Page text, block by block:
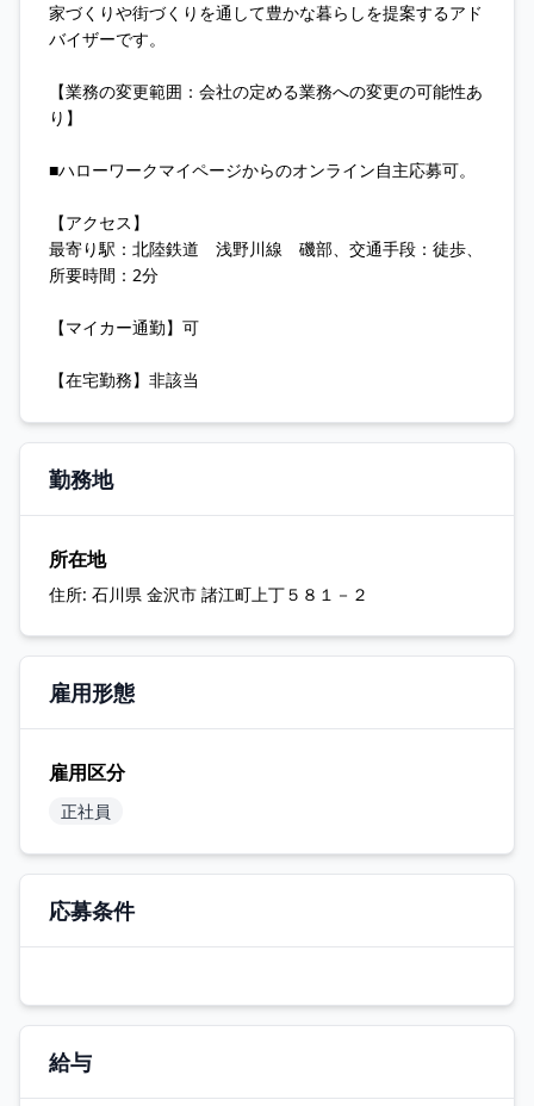
家づくりや街づくりを通して豊かな暮らしを提案するアド
バイザーです。
【業務の変更範囲：会社の定める業務への変更の可能性あ
り】
■ハローワークマイページからのオンライン自主応募可。
【アクセス】
最寄り駅：北陸鉄道 浅野川線 磯部、交通手段：徒歩、
所要時間：2分
【マイカー通勤】可
【在宅勤務】非該当
勤務地
所在地
住所: 石川県 金沢市 諸江町上丁５８１－２
雇用形態
雇用区分
正社員
応募条件
給与